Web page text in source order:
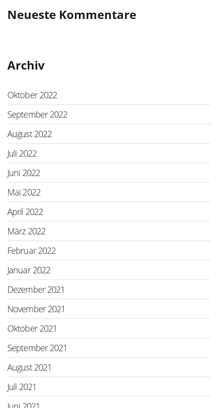
Neueste Kommentare
Archiv
Oktober 2022
September 2022
August 2022
Juli 2022
Juni 2022
Mai 2022
April 2022
März 2022
Februar 2022
Januar 2022
Dezember 2021
November 2021
Oktober 2021
September 2021
August 2021
Juli 2021